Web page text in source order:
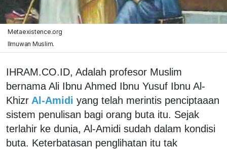
Metaexistence.org
Ilmuwan Muslim.
IHRAM.CO.ID, Adalah profesor Muslim
bernama Ali Ibnu Ahmed Ibnu Yusuf Ibnu Al-
Khizr Al-Amidi yang telah merintis penciptaaan
sistem penulisan bagi orang buta itu. Sejak
terlahir ke dunia, Al-Amidi sudah dalam kondisi
buta. Keterbatasan penglihatan itu tak